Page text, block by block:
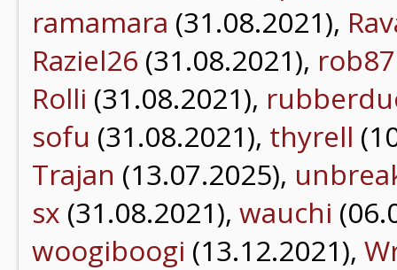
ramamara (31.08.2021),
Raziel26 (31.08.2021), rob87
Rolli (31.08.2021),
sofu (31.08.2021), thyrell
Trajan (13.07.2025),
sx (31.08.2021), wauchi
woogiboogi (13.12.2021),